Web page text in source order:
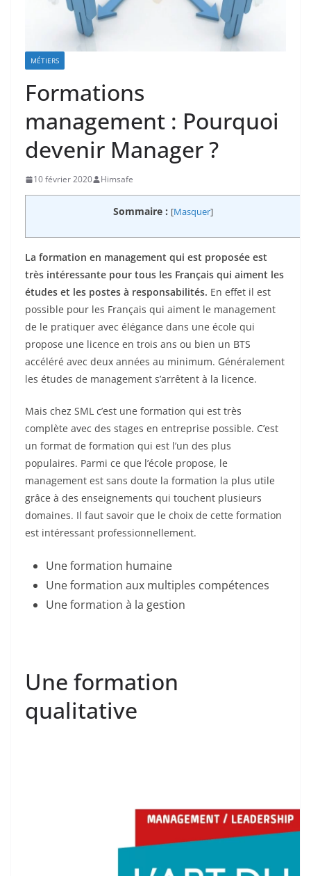
MÉTIERS
Formations
management : Pourquoi
devenir Manager ?
10 février 2020 Himsafe
Sommaire : [Masquer]
La formation en management qui est proposée est
très intéressante pour tous les Français qui aiment les
études et les postes à responsabilités. En effet il est
possible pour les Français qui aiment le management
de le pratiquer avec élégance dans une école qui
propose une licence en trois ans ou bien un BTS
accéléré avec deux années au minimum. Généralement
les études de management s’arrêtent à la licence.
Mais chez SML c’est une formation qui est très
complète avec des stages en entreprise possible. C’est
un format de formation qui est l’un des plus
populaires. Parmi ce que l’école propose, le
management est sans doute la formation la plus utile
grâce à des enseignements qui touchent plusieurs
domaines. Il faut savoir que le choix de cette formation
est intéressant professionnellement.
Une formation humaine
Une formation aux multiples compétences
Une formation à la gestion
Une formation
qualitative